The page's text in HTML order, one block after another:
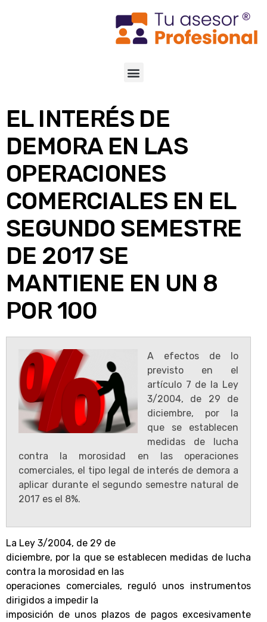
EL INTERÉS DE
DEMORA EN LAS
OPERACIONES
COMERCIALES EN EL
SEGUNDO SEMESTRE
DE 2017 SE
MANTIENE EN UN 8
POR 100
A efectos de lo
previsto en el
artículo 7 de la Ley
3/2004, de 29 de
diciembre, por la
que se establecen
medidas de lucha
contra la morosidad en las operaciones
comerciales, el tipo legal de interés de demora a
aplicar durante el segundo semestre natural de
2017 es el 8%.
La Ley 3/2004, de 29 de
diciembre, por la que se establecen medidas de lucha
contra la morosidad en las
operaciones comerciales, reguló unos instrumentos
dirigidos a impedir la
imposición de unos plazos de pagos excesivamente